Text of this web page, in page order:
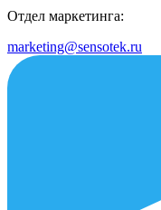
Отдел маркетинга:
marketing@sensotek.ru